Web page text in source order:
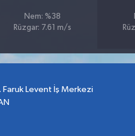
Nem: %38
Rüzgar: 7.61 m/s
Levent İş Merkezi